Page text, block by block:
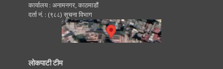
कार्यालय : अनामनगर, काठमाडाैं
दर्ता नं. : (९८८) सूचना विभाग
लोकपाटी टीम